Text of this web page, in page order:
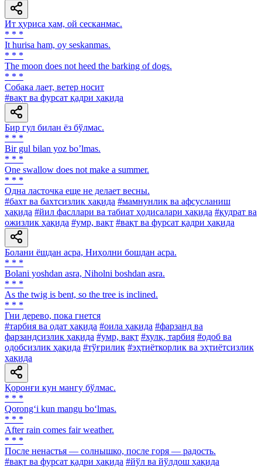
Ит ҳуриса ҳам, ой сесканмас.
* * *
It hurisa ham, oy seskanmas.
* * *
The moon does not heed the barking of dogs.
* * *
Собака лает, ветер носит
#вақт ва фурсат қадри ҳақида
Бир гул билан ёз бўлмас.
* * *
Bir gul bilan yoz boʼlmas.
* * *
One swallow does not make a summer.
* * *
Одна ласточка еще не делает весны.
#бахт ва бахтсизлик ҳақида #мамнунлик ва афсусланиш
ҳақида #йил фасллари ва табиат ҳодисалари ҳақида #қудрат ва
ожизлик ҳақида #умр, вақт #вақт ва фурсат қадри ҳақида
Болани ёшдан асра, Ниҳолни бошдан асра.
* * *
Bolani yoshdan asra, Niholni boshdan asra.
* * *
As the twig is bent, so the tree is inclined.
* * *
Гни дерево, пока гнется
#тарбия ва одат ҳақида #оила ҳақида #фарзанд ва
фарзандсизлик ҳақида #умр, вақт #хулқ, тарбия #одоб ва
одобсизлик ҳақида #тўғрилик #эҳтиёткорлик ва эҳтиётсизлик
ҳақида
Қоронғи кун мангу бўлмас.
* * *
Qorong‘i kun mangu bo‘lmas.
* * *
After rain comes fair weather.
* * *
После ненастья — солнышко, после горя — радость.
#вақт ва фурсат қадри ҳақида #йўл ва йўлдош ҳақида